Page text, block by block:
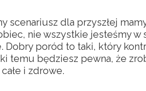
scenariusz dla przyszłej
nie wszystkie jesteśmy
Dobry poród to taki, który
temu będziesz pewna, że
i zdrowe.